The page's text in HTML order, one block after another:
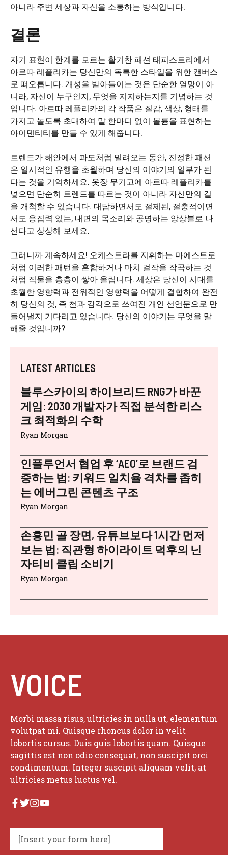
아니라 주변 세상과 자신을 소통하는 방식입니다.
결론
자기 표현이 한계를 모르는 활기찬 패션 태피스트리에서
아르따 레플리카는 당신만의 독특한 스타일을 위한 캔버스
로 떠오릅니다. 개성을 받아들이는 것은 단순한 열망이 아
니라, 자신이 누구인지, 무엇을 지지하는지를 기념하는 것
입니다. 아르따 레플리카의 각 작품은 질감, 색상, 형태를
가지고 놀도록 초대하여 말 한마디 없이 볼륨을 표현하는
아이덴티티를 만들 수 있게 해줍니다.
트렌드가 해안에서 파도처럼 밀려오는 동안, 진정한 패션
은 일시적인 유행을 초월하며 당신의 이야기의 일부가 된
다는 것을 기억하세요. 옷장 무기고에 아르따 레플리카를
넣으면 단순히 트렌드를 따르는 것이 아니라 자신만의 길
을 개척할 수 있습니다. 대담하면서도 절제된, 절충적이면
서도 응집력 있는, 내면의 목소리와 공명하는 앙상블로 나
선다고 상상해 보세요.
그러니까 계속하세요! 오케스트라를 지휘하는 마에스트로
처럼 이러한 패턴을 혼합하거나 마치 걸작을 작곡하는 것
처럼 직물을 층층이 쌓아 올립니다. 세상은 당신이 시대를
초월한 영향력과 전위적인 영향력을 어떻게 결합하여 완전
히 당신의 것, 즉 천과 감각으로 쓰여진 개인 선언문으로 만
들어낼지 기다리고 있습니다. 당신의 이야기는 무엇을 말
해줄 것입니까?
LATEST ARTICLES
블루스카이의 하이브리드 RNG가 바꾼
게임: 2030 개발자가 직접 분석한 리스
크 최적화의 수학
Ryan Morgan
인플루언서 협업 후 ‘AEO’로 브랜드 검
증하는 법: 키워드 일치율 격차를 좁히
는 에버그린 콘텐츠 구조
Ryan Morgan
손흥민 골 장면, 유튜브보다 1시간 먼저
보는 법: 직관형 하이라이트 덕후의 닌
자티비 클립 소비기
Ryan Morgan
VOICE
Morbi massa risus, ultricies in nulla ut, elementum
volutpat mi. Quisque rhoncus dolor in velit
lobortis cursus. Duis quis lobortis quam. Quisque
sagittis est non odio consequat, non suscipit orci
condimentum. Integer suscipit aliquam velit, at
ultricies metus luctus vel.
[Insert your form here]